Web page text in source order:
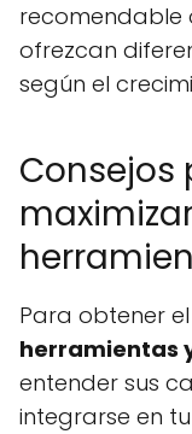
recomendable
ofrezcan
según el
Para obtener
herramientas
entender sus
integrarse en